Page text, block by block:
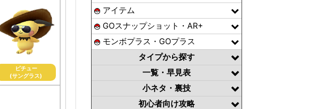
ピチュー
(サングラス)
アイテム
GOスナップショット・AR+
モンボプラス・GOプラス
タイプから探す
一覧・早見表
小ネタ・裏技
初心者向け攻略